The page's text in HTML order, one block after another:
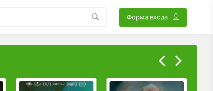
Форма входа